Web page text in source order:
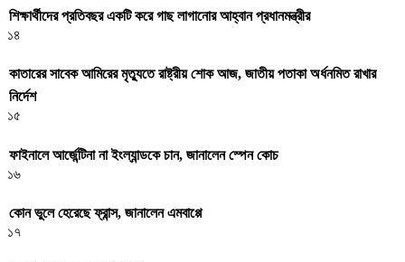
শিক্ষার্থীদের প্রতিবছর একটি করে গাছ লাগানোর আহ্বান প্রধানমন্ত্রীর
১৪
কাতারের সাবেক আমিরের মৃত্যুতে রাষ্ট্রীয় শোক আজ, জাতীয় পতাকা অর্ধনমিত রাখার
নির্দেশ
১৫
ফাইনালে আর্জেন্টিনা না ইংল্যান্ডকে চান, জানালেন স্পেন কোচ
১৬
কোন ভুলে হেরেছে ফ্রান্স, জানালেন এমবাপ্পে
১৭